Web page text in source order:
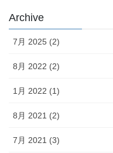
Archive
7月 2025 (2)
8月 2022 (2)
1月 2022 (1)
8月 2021 (2)
7月 2021 (3)